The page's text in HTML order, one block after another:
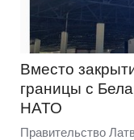
Вместо
границы с
НАТО
Правительство